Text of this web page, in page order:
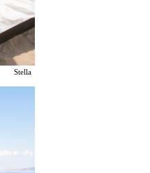
Stella